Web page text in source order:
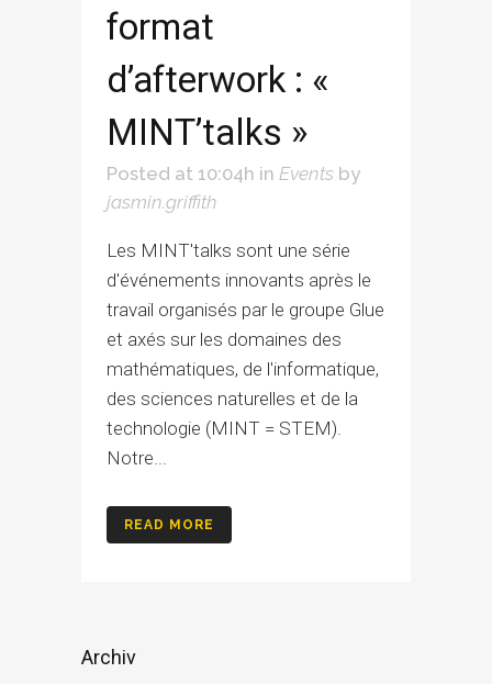
format
d’afterwork : «
MINT’talks »
Posted at 10:04h in Events by
jasmin.griffith
Les MINT'talks sont une série
d'événements innovants après le
travail organisés par le groupe Glue
et axés sur les domaines des
mathématiques, de l'informatique,
des sciences naturelles et de la
technologie (MINT = STEM).
Notre...
READ MORE
Archiv